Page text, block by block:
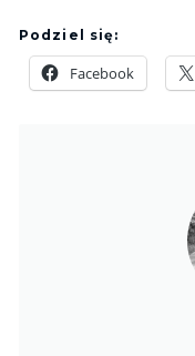
Podziel się:
Facebook